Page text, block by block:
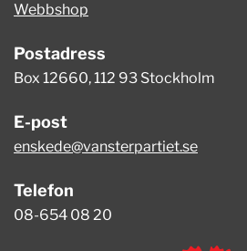
Webbshop
Postadress
Box 12660, 112 93 Stockholm
E-post
enskede@vansterpartiet.se
Telefon
08-654 08 20